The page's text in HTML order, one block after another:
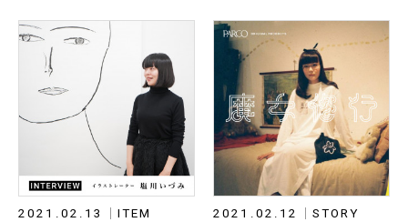
ィック・ブルーナ」特集はこちら＊
2020年6月に公開した記事を編集・再
掲しています。商品の背景にあるスト
ーリーを改めてお伝えします。
も注目されています。 そんな彼女の純
喫茶愛からくるアイデアを、ファッシ
ョンとして形にしたいと思い❝純喫茶準
備室❞をミツカルストアが企画しまし
た。ユーモアたっぷりに表してくれた
のは、ファッションブランド・IAMI。
これまでに２コレクションを製作し、
たくさんの方に愛していただきまし
た。
2021.02.13 ITEM 2021.02.12 STORY